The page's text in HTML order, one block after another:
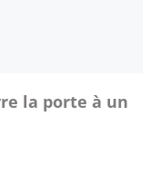
la porte à un